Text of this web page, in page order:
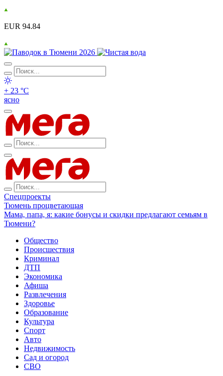
EUR 94.84
+ 23 °С
ясно
Спецпроекты
Тюмень процветающая
Мама, папа, я: какие бонусы и скидки предлагают семьям в
Тюмени?
Общество
Происшествия
Криминал
ДТП
Экономика
Афиша
Развлечения
Здоровье
Образование
Культура
Спорт
Авто
Недвижимость
Сад и огород
СВО